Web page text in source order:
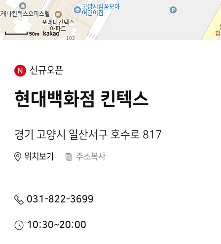
50m
신규오픈
현대백화점 킨텍스
경기 고양시 일산서구 호수로 817
위치보기 주소복사
031-822-3699
10:30~20:00